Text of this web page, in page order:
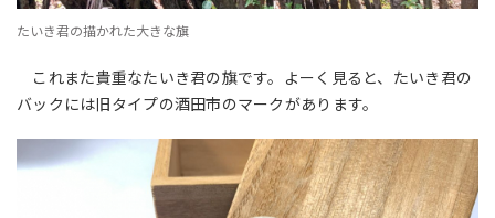
たいき君の描かれた大きな旗
これまた貴重なたいき君の旗です。よーく見ると、たいき君の
バックには旧タイプの酒田市のマークがあります。